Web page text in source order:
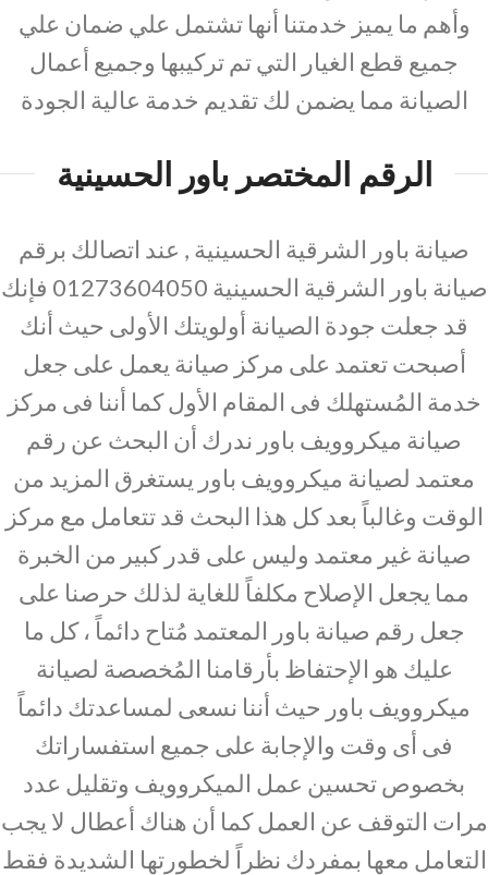
وأهم ما يميز خدمتنا أنها تشتمل علي ضمان علي
جميع قطع الغيار التي تم تركيبها وجميع أعمال
الصيانة مما يضمن لك تقديم خدمة عالية الجودة
الرقم المختصر باور الحسينية
صيانة باور الشرقية الحسينية , عند اتصالك برقم
صيانة باور الشرقية الحسينية 01273604050 فإنك
قد جعلت جودة الصيانة أولويتك الأولى حيث أنك
أصبحت تعتمد على مركز صيانة يعمل على جعل
خدمة المُستهلك فى المقام الأول كما أننا فى مركز
صيانة ميكروويف باور ندرك أن البحث عن رقم
معتمد لصيانة ميكروويف باور يستغرق المزيد من
الوقت وغالباً بعد كل هذا البحث قد تتعامل مع مركز
صيانة غير معتمد وليس على قدر كبير من الخبرة
مما يجعل الإصلاح مكلفاً للغاية لذلك حرصنا على
جعل رقم صيانة باور المعتمد مُتاح دائماً ، كل ما
عليك هو الإحتفاظ بأرقامنا المُخصصة لصيانة
ميكروويف باور حيث أننا نسعى لمساعدتك دائماً
فى أى وقت والإجابة على جميع استفساراتك
بخصوص تحسين عمل الميكروويف وتقليل عدد
مرات التوقف عن العمل كما أن هناك أعطال لا يجب
التعامل معها بمفردك نظراً لخطورتها الشديدة فقط